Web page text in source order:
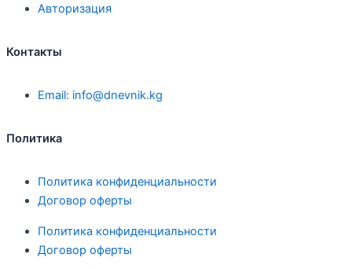
Авторизация
Контакты
Email: info@dnevnik.kg
Политика
Политика конфиденциальности
Договор оферты
Политика конфиденциальности
Договор оферты